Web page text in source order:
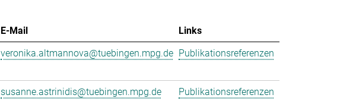
E-Mail
Links
veronika.altmannova@tuebingen.mpg.de Publikationsreferenzen
susanne.astrinidis@tuebingen.mpg.de Publikationsreferenzen